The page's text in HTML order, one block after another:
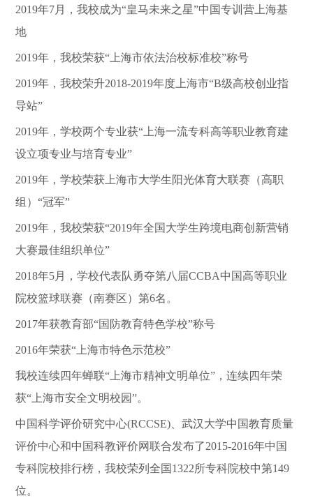
2019年7月，我校成为“皇马未来之星”中国专训营上海基
地
2019年，我校荣获“上海市依法治校标准校”称号
2019年，我校荣升2018-2019年度上海市“B级高校创业指
导站”
2019年，学校两个专业获“上海一流专科高等职业教育建
设立项专业与培育专业”
2019年，学校荣获上海市大学生阳光体育大联赛（高职
组）“冠军”
2019年，我校荣获“2019年全国大学生跨境电商创新营销
大赛最佳组织单位”
2018年5月，学校代表队勇夺第八届CCBA中国高等职业
院校篮球联赛（南赛区）第6名。
2017年获教育部“国防教育特色学校”称号
2016年荣获“上海市特色示范校”
我校连续四年蝉联“上海市精神文明单位”，连续四年荣
获“上海市安全文明校园”。
中国科学评价研究中心(RCCSE)、武汉大学中国教育质量
评价中心和中国科教评价网联合发布了2015-2016年中国
专科院校排行榜，我校荣列全国1322所专科院校中第149
位。